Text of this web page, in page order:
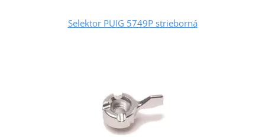
Selektor PUIG 5749P strieborná